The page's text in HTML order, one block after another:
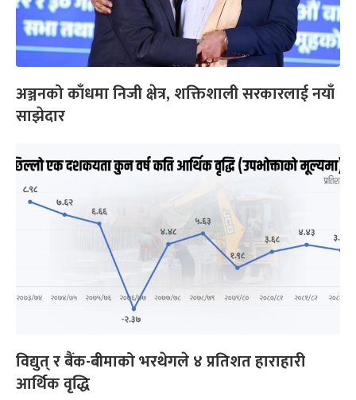
अञ्जनको काँधमा निजी क्षेत्र, शक्तिशाली सरकारलाई नयाँ
साझेदार
विद्युत् र बैंक-बीमाको भरथेगले ४ प्रतिशत हाराहारी
आर्थिक वृद्धि